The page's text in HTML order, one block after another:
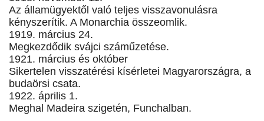
Az államügyektől való teljes visszavonulásra
kényszerítik. A Monarchia összeomlik.
1919. március 24.
Megkezdődik svájci száműzetése.
1921. március és október
Sikertelen visszatérési kísérletei Magyarországra, a
budaörsi csata.
1922. április 1.
Meghal Madeira szigetén, Funchalban.